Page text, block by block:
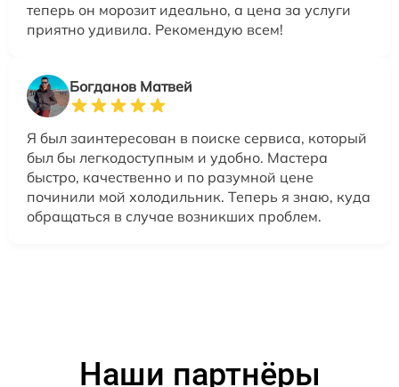
теперь он морозит идеально, а цена за услуги
приятно удивила. Рекомендую всем!
Богданов Матвей
Я был заинтересован в поиске сервиса, который
был бы легкодоступным и удобно. Мастера
быстро, качественно и по разумной цене
починили мой холодильник. Теперь я знаю, куда
обращаться в случае возникших проблем.
Наши партнёры